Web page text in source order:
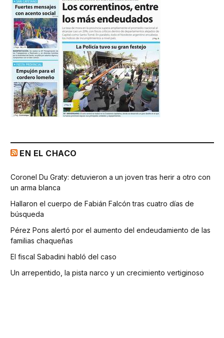
EN EL CHACO
Coronel Du Graty: detuvieron a un joven tras herir a otro con
un arma blanca
Hallaron el cuerpo de Fabián Falcón tras cuatro días de
búsqueda
Pérez Pons alertó por el aumento del endeudamiento de las
familias chaqueñas
El fiscal Sabadini habló del caso
Un arrepentido, la pista narco y un crecimiento vertiginoso